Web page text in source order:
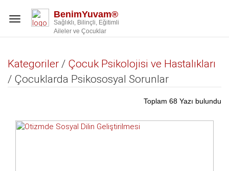
Toggle
BenimYuvam®
Sağlıklı, Bilinçli, Eğitimli
Aileler ve Çocuklar
Kategoriler / Çocuk Psikolojisi ve Hastalıkları
/ Çocuklarda Psikososyal Sorunlar
Toplam 68 Yazı bulundu